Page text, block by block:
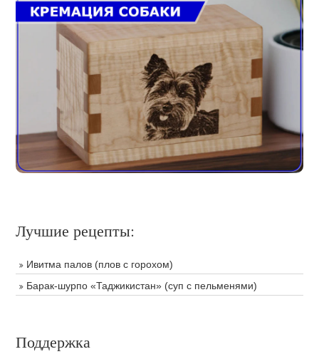
Лучшие рецепты:
Ивитма палов (плов с горохом)
Барак-шурпо «Таджикистан» (суп с пельменями)
Поддержка